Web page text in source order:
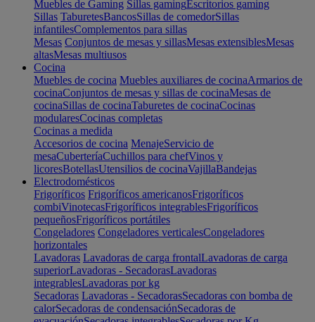
Muebles de Gaming Sillas gamingEscritorios gaming
Sillas TaburetesBancosSillas de comedorSillas
infantilesComplementos para sillas
Mesas Conjuntos de mesas y sillasMesas extensiblesMesas
altasMesas multiusos
Cocina
Muebles de cocina Muebles auxiliares de cocinaArmarios de
cocinaConjuntos de mesas y sillas de cocinaMesas de
cocinaSillas de cocinaTaburetes de cocinaCocinas
modularesCocinas completas
Cocinas a medida
Accesorios de cocina MenajeServicio de
mesaCuberteríaCuchillos para chefVinos y
licoresBotellasUtensilios de cocinaVajillaBandejas
Electrodomésticos
Frigoríficos Frigoríficos americanosFrigoríficos
combiVinotecasFrigoríficos integrablesFrigoríficos
pequeñosFrigoríficos portátiles
Congeladores Congeladores verticalesCongeladores
horizontales
Lavadoras Lavadoras de carga frontalLavadoras de carga
superiorLavadoras - SecadorasLavadoras
integrablesLavadoras por kg
Secadoras Lavadoras - SecadorasSecadoras con bomba de
calorSecadoras de condensaciónSecadoras de